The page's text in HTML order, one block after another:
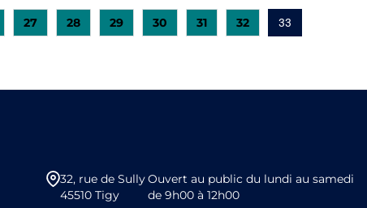
27 28 29 30 31 32 33
32, rue de Sully
45510 Tigy
Ouvert au public du lundi au samedi
de 9h00 à 12h00